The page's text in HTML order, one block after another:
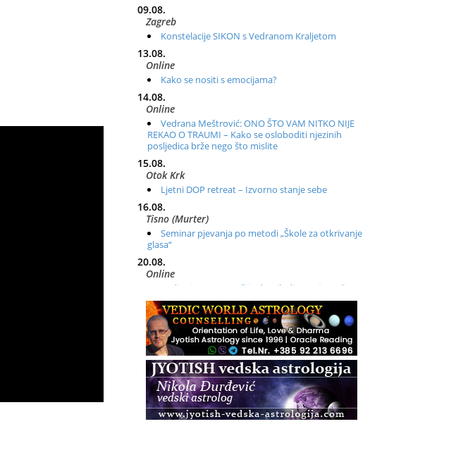
09.08.
Zagreb
Konstelacije SIKON s Vedranom Kraljetom
13.08.
Online
Kako se nositi s emocijama?
14.08.
Online
Vedrana Meštrović: ONO ŠTO VAM NITKO NIJE
REKAO O TRAUMI – Kako se osloboditi njezinih
posljedica brže nego što mislite
15.08.
Otok Krk
Ljetni DOP retreat – Izvorno stanje sebe
16.08.
Tisno (Murter)
Seminar pjevanja po metodi „Škole za otkrivanje
glasa“
20.08.
Online
Radionica: Pomagači iz drugih dimenzija Online –
otvoreno za sve
21.08.
Zagreb+Online
Osnovni ThetaHealing® tečaj, Zagreb i Online
22.08.
Zagreb
Osnovna radionica za izscjeljivanje pranom (Basic
Pranic Healing course)
Pula